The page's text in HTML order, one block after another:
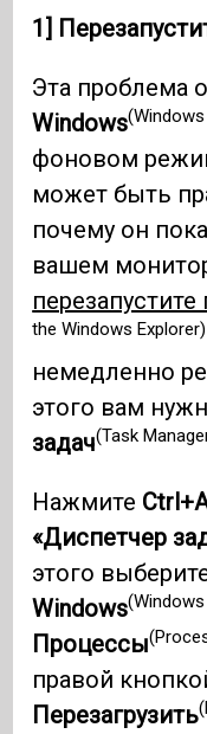
1]
Эта проблема
Windows
фоновом
может быть
почему он
вашем
the Windows Explorer)
немедленно
этого вам
задач(Task
Нажмите
«Диспетчер
этого
Windows
Процессы
правой
Перезагрузить